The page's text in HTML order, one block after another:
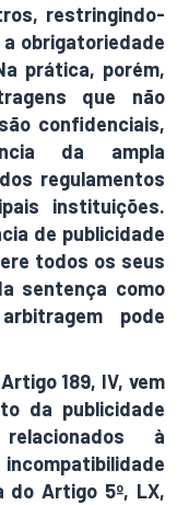
restringindo-
obrigatoriedade
prática, porém,
que não
confidenciais,
da ampla
regulamentos
instituições.
de publicidade
todos os seus
sentença como
pode
189, IV, vem
da publicidade
à
do Artigo 5º, LX,